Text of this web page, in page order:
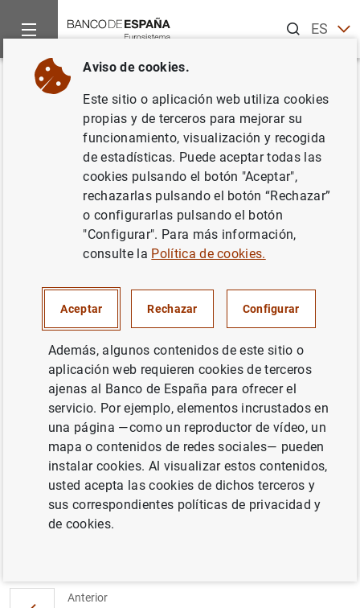
ESEN
Inicio Noticias y eventos
Volver
Supervisión de los bancos para
la protección de los clientes.
Memoria de Supervisión 2022
¿Qué papel tiene el Banco de España en la protección de
los clientes bancarios? La Memoria de Supervisión 2022
contiene información sobre las visitas realizadas por sus
inspectores a las oficinas de los bancos en España.
Anterior
Aviso de cookies.
Este sitio o aplicación web utiliza cookies
propias y de terceros para mejorar su
funcionamiento, visualización y recogida
de estadísticas. Puede aceptar todas las
cookies pulsando el botón "Aceptar",
rechazarlas pulsando el botón “Rechazar”
o configurarlas pulsando el botón
"Configurar". Para más información,
consulte la Política de cookies.
Aceptar Rechazar Configurar
Además, algunos contenidos de este sitio o
aplicación web requieren cookies de terceros
ajenas al Banco de España para ofrecer el
servicio. Por ejemplo, elementos incrustados en
una página —como un reproductor de vídeo, un
mapa o contenidos de redes sociales— pueden
instalar cookies. Al visualizar estos contenidos,
usted acepta las cookies de dichos terceros y
sus correspondientes políticas de privacidad y
de cookies.